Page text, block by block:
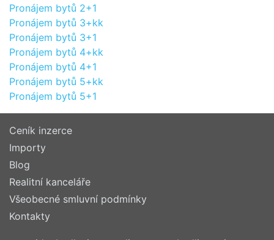
Pronájem bytů 2+1
Pronájem bytů 3+kk
Pronájem bytů 3+1
Pronájem bytů 4+kk
Pronájem bytů 4+1
Pronájem bytů 5+kk
Pronájem bytů 5+1
Ceník inzerce
Importy
Blog
Realitní kanceláře
Všeobecné smluvní podmínky
Kontakty